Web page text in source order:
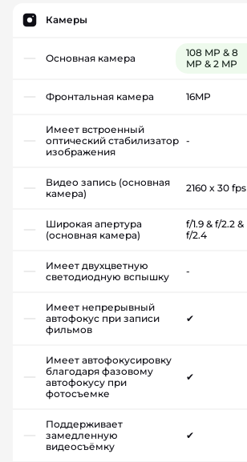
Камеры
Основная камера
108 MP & 8
MP & 2 MP
Фронтальная камера 16MP
Имеет встроенный
оптический стабилизатор
изображения
-
Видео запись (основная
камера)
2160 x 30 fps
Широкая апертура
(основная камера)
f/1.9 & f/2.2 &
f/2.4
Имеет двухцветную
светодиодную вспышку
-
Имеет непрерывный
автофокус при записи
фильмов
✔
Имеет автофокусировку
благодаря фазовому
автофокусу при
фотосъемке
✔
Поддерживает
замедленную
видеосъёмку
✔